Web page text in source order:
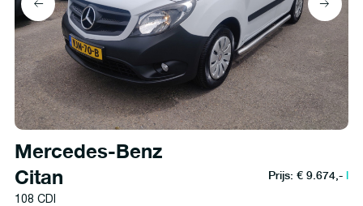
Mercedes-Benz
Citan
108 CDI
Prijs: € 9.674,-l